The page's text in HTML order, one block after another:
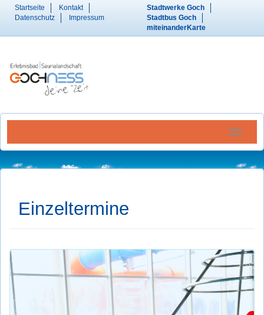
Startseite
Kontakt
Datenschutz
Impressum
Stadtwerke Goch
Stadtbus Goch
miteinanderKarte
Menü
Einzeltermine